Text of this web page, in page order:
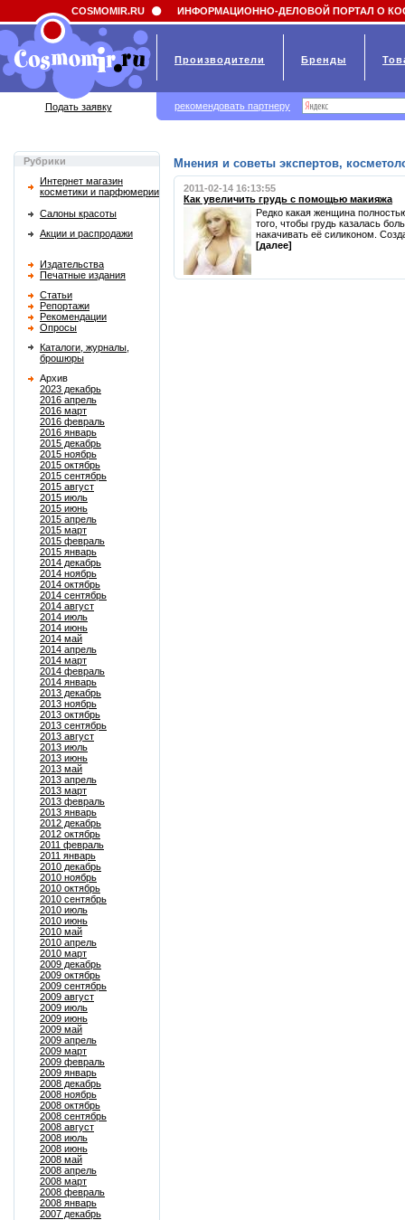
Field 'news_title' doesn't have a default value
Рубрики
Интернет магазин
косметики и парфюмерии
Салоны красоты
Акции и распродажи
Издательства
Печатные издания
Статьи
Репортажи
Рекомендации
Опросы
Каталоги, журналы,
брошюры
Архив
2023 декабрь
2016 апрель
2016 март
2016 февраль
2016 январь
2015 декабрь
2015 ноябрь
2015 октябрь
2015 сентябрь
2015 август
2015 июль
2015 июнь
2015 апрель
2015 март
2015 февраль
2015 январь
2014 декабрь
2014 ноябрь
2014 октябрь
2014 сентябрь
2014 август
2014 июль
2014 июнь
2014 май
2014 апрель
2014 март
2014 февраль
2014 январь
2013 декабрь
2013 ноябрь
2013 октябрь
2013 сентябрь
2013 август
2013 июль
2013 июнь
2013 май
2013 апрель
2013 март
2013 февраль
2013 январь
2012 декабрь
2012 октябрь
2011 февраль
2011 январь
2010 декабрь
2010 ноябрь
2010 октябрь
2010 сентябрь
2010 июль
2010 июнь
2010 май
2010 апрель
2010 март
2009 декабрь
2009 октябрь
2009 сентябрь
2009 август
2009 июль
2009 июнь
2009 май
2009 апрель
2009 март
2009 февраль
2009 январь
2008 декабрь
2008 ноябрь
2008 октябрь
2008 сентябрь
2008 август
2008 июль
2008 июнь
2008 май
2008 апрель
2008 март
2008 февраль
2008 январь
2007 декабрь
Мнения и советы экспертов,
2011-02-14 16:13:55
Как увеличить грудь с помощью макияжа
Редко какая женщина
того, чтобы грудь казалась
накачивать её силиконом.
[далее]
COSMOMIR.RU ИНФОРМАЦИОННО-ДЕЛОВОЙ ПОРТАЛ О
Производители Бренды
Подать заявку рекомендовать партнеру